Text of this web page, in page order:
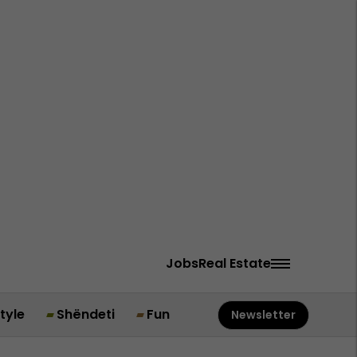
JobsReal Estate
Shëndeti Fun Newsletter